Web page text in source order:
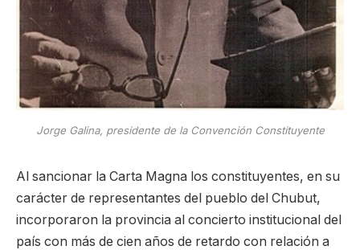
Jorge Galina, presidente de la Convención Constituyente
Al sancionar la Carta Magna los constituyentes, en su
carácter de representantes del pueblo del Chubut,
incorporaron la provincia al concierto institucional del
país con más de cien años de retardo con relación a